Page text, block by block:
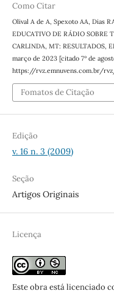
Como Citar
Olival A de A, Spexoto AA, Dias
EDUCATIVO DE RÁDIO SOBRE
CARLINDA, MT: RESULTADOS,
março de 2023 [citado 7º de
https://rvz.emnuvens.com.br/
Fomatos de Citação
Edição
v. 16 n. 3 (2009)
Seção
Artigos Originais
Licença
Este obra está licenciado